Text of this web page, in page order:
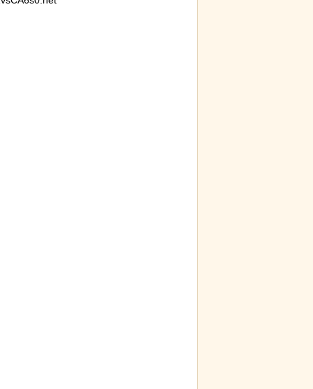
国から称賛の声